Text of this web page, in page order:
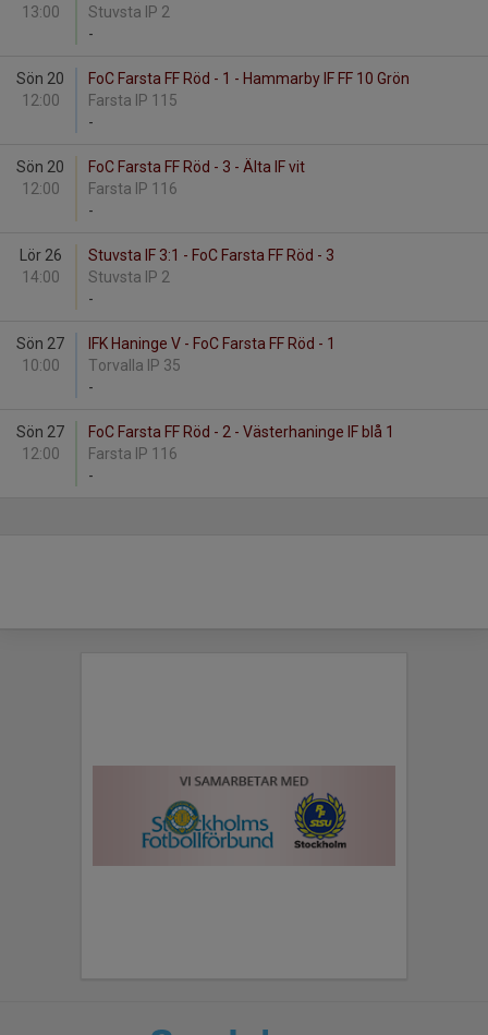
13:00
Stuvsta IP 2
-
Sön 20
12:00
FoC Farsta FF Röd - 1 - Hammarby IF FF 10 Grön
Farsta IP 115
-
Sön 20
12:00
FoC Farsta FF Röd - 3 - Älta IF vit
Farsta IP 116
-
Lör 26
14:00
Stuvsta IF 3:1 - FoC Farsta FF Röd - 3
Stuvsta IP 2
-
Sön 27
10:00
IFK Haninge V - FoC Farsta FF Röd - 1
Torvalla IP 35
-
Sön 27
12:00
FoC Farsta FF Röd - 2 - Västerhaninge IF blå 1
Farsta IP 116
-